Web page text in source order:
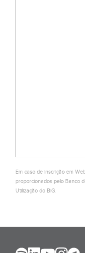
Em caso de inscrição em
proporcionados pelo Banco
Utilização do BiG.